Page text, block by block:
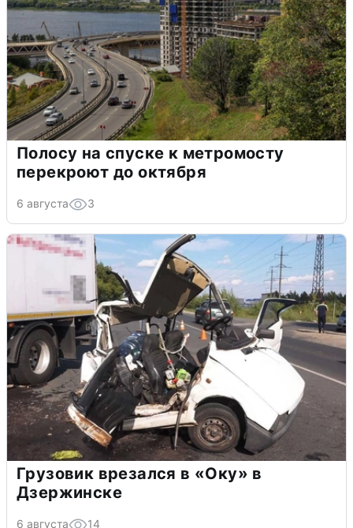
Полосу на спуске к метромосту
перекроют до октября
6 августа 3
Грузовик врезался в «Оку» в
Дзержинске
6 августа 14